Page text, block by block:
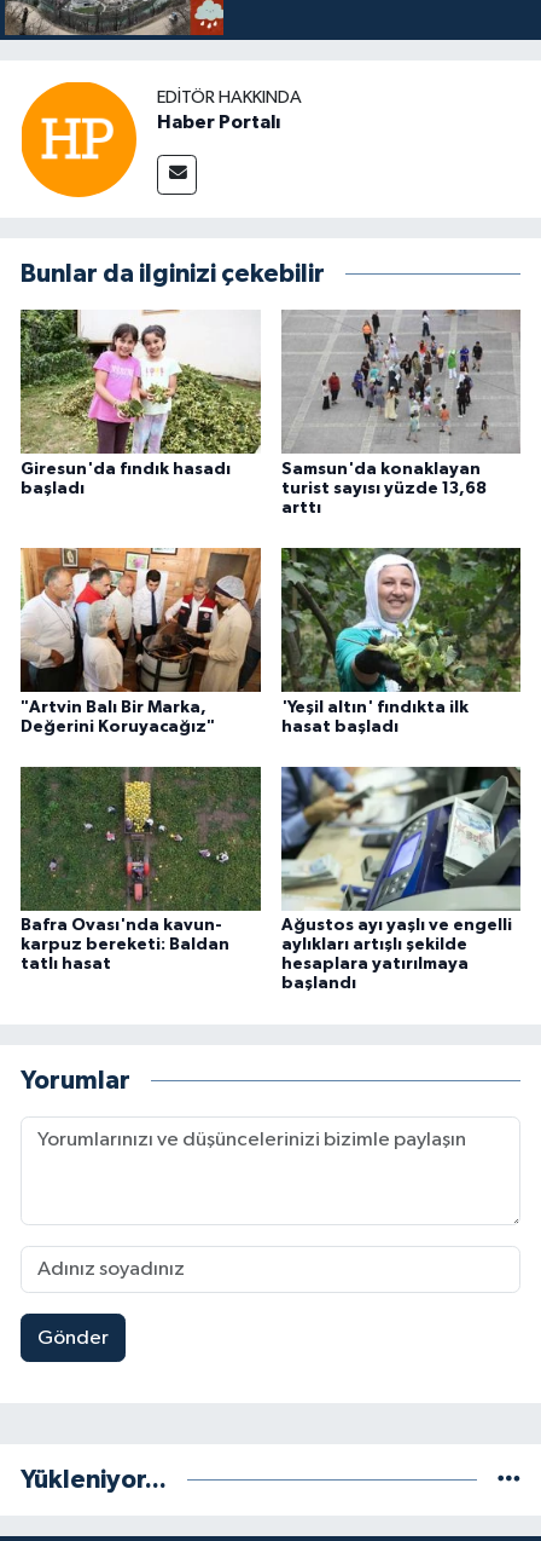
EDITÖR HAKKINDA
Haber Portalı
Bunlar da ilginizi çekebilir
Giresun'da fındık hasadı
başladı
Samsun'da konaklayan
turist sayısı yüzde 13,68
arttı
"Artvin Balı Bir Marka,
Değerini Koruyacağız"
'Yeşil altın' fındıkta ilk
hasat başladı
Bafra Ovası'nda kavun-
karpuz bereketi: Baldan
tatlı hasat
Ağustos ayı yaşlı ve engelli
aylıkları artışlı şekilde
hesaplara yatırılmaya
başlandı
Yorumlar
Gönder
Yükleniyor...